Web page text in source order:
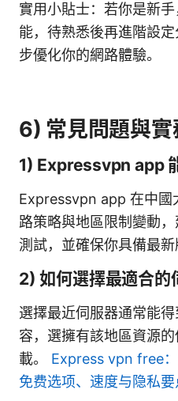
實用小貼士：若你是新
能，待熟悉後再進階設
步優化你的網路體驗。
6) 常見問題與實
1) Expressvpn app
Expressvpn app 在中國
路策略與地區限制變動
測試，並確保你具備最新
2) 如何選擇最適合的
選擇最近伺服器通常能
容，選擁有該地區資源
載。 Express vpn free
免费选项、速度与隐私要